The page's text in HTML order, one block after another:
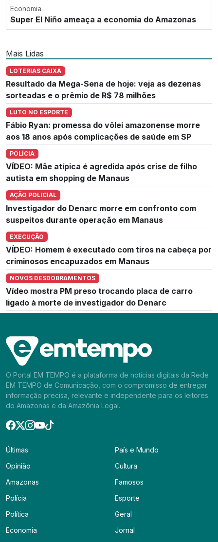
Economia
Super El Niño ameaça a economia do Amazonas
Mais Lidas
LOTERIAS CAIXA
Resultado da Mega-Sena de hoje: veja as dezenas
sorteadas e o prêmio de R$ 78 milhões
LUTO NO ESPORTE
Fábio Ryan: promessa do vôlei amazonense morre
aos 18 anos após complicações de saúde em SP
POLÍCIA
VÍDEO: Mãe atípica é agredida após crise de filho
autista em shopping de Manaus
AÇÃO POLICIAL
Investigador do Denarc morre em confronto com
suspeitos durante operação em Manaus
EXECUÇÃO
VÍDEO: Homem é executado com tiros na cabeça por
criminosos encapuzados em Manaus
NOVOS DESDOBRAMENTOS
Vídeo mostra PM preso trocando placa de carro
ligado à morte de investigador do Denarc
O Portal EM TEMPO é a plataforma de notícias digitais da Rede
EM TEMPO de Comunicação, com o compromisso de entregar
informação precisa, relevante e independente para os leitores
do Amazonas e da Amazônia Legal.
Últimas
Opinião
Amazonas
Polícia
Política
Economia
País e Mundo
Cultura
Famosos
Esporte
Geral
Jornal